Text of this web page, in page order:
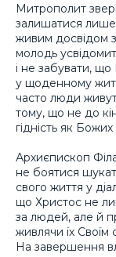
Митрополит
залишатися лише
живим досвідом
молодь
і не забувати,
у щоденному
часто люди
тому, що не до
гідність як Божих
Архиєпископ
не боятися
свого життя у
що Христос не
за людей, але й
живлячи їх
На завершення